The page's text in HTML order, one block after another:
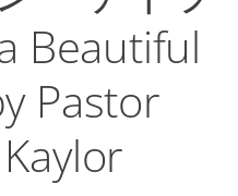
Beautiful
Pastor